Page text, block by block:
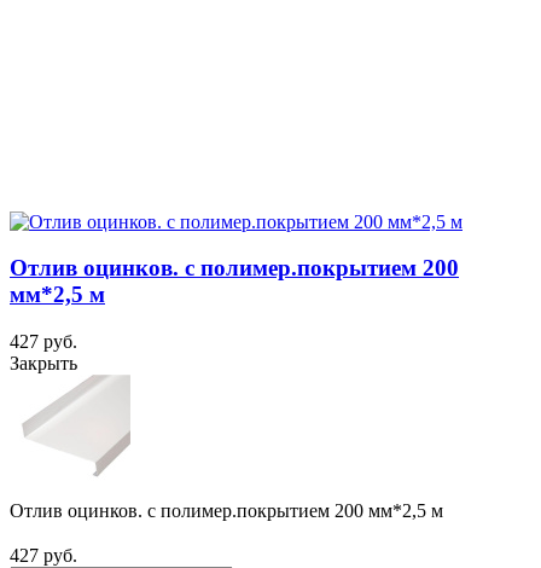
Отлив оцинков. с полимер.покрытием 200
мм*2,5 м
427 руб.
Закрыть
Отлив оцинков. с полимер.покрытием 200 мм*2,5 м
427 руб.